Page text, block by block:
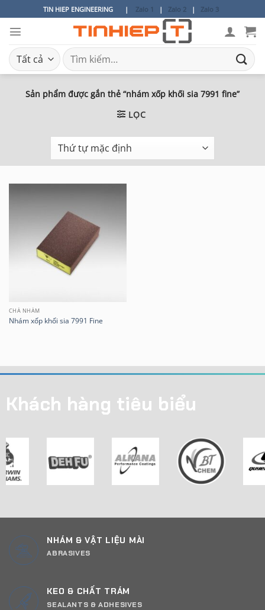
qua
nội
dung
TIN HIEP ENGINEERING | Zalo 1 | Zalo 2| Zalo 3
Tìm
kiếm:
Sản phẩm được gắn thẻ “nhám xốp khối sia 7991 fine”
LỌC
CHÀ NHÁM
Nhám xốp khối sia 7991 Fine
Khách hàng tiêu biểu
NHÁM & VẬT LIỆU MÀI
ABRASIVES
KEO & CHẤT TRÁM
SEALANTS & ADHESIVES